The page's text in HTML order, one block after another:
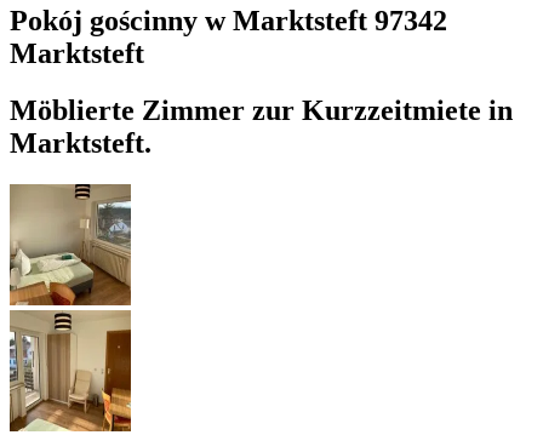
Pokój gościnny w Marktsteft 97342
Marktsteft
Möblierte Zimmer zur Kurzzeitmiete in
Marktsteft.